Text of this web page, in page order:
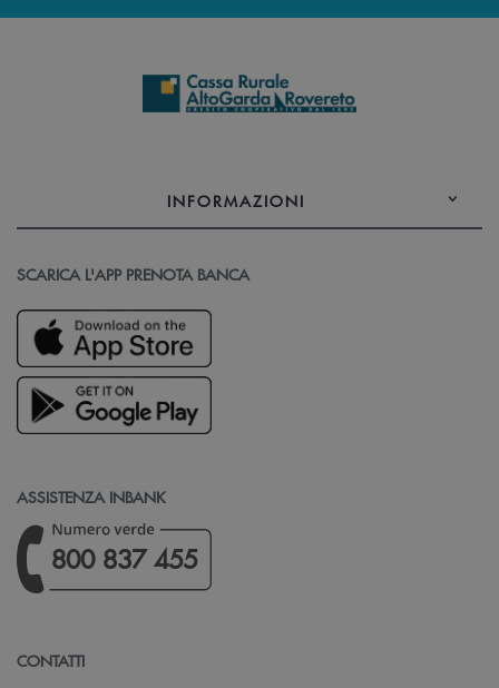
INFORMAZIONI
SCARICA L'APP PRENOTA BANCA
ASSISTENZA INBANK
800 837 455
CONTATTI